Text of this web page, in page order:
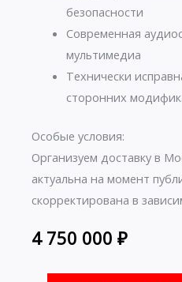
безопасности
Современная
мультимедиа
Технически
сторонних
Особые условия:
Организуем доставку в
актуальна на момент
скорректирована в
4 750 000 ₽